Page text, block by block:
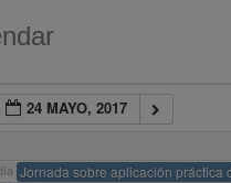
24 MAYO, 2017
Jornada sobre aplicación práctica